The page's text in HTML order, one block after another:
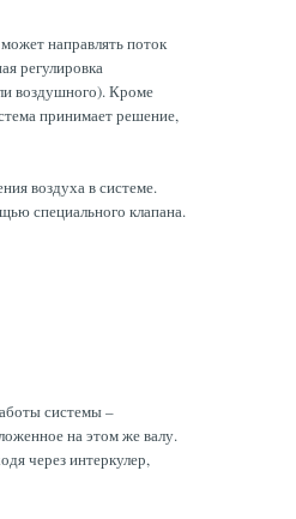
направлять поток
регулировка
воздушного). Кроме
принимает решение,
воздуха в системе.
специального клапана.
системы –
на этом же валу.
через интеркулер,